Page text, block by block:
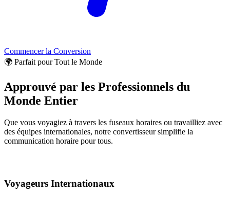
Commencer la Conversion
🌍 Parfait pour Tout le Monde
Approuvé par les Professionnels du
Monde Entier
Que vous voyagiez à travers les fuseaux horaires ou travailliez avec
des équipes internationales, notre convertisseur simplifie la
communication horaire pour tous.
Voyageurs Internationaux